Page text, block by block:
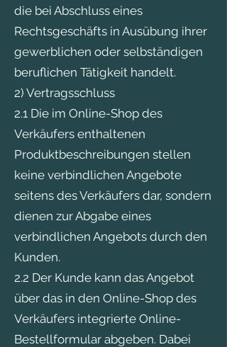
die bei Abschluss eines
Rechtsgeschäfts in Ausübung ihrer
gewerblichen oder selbständigen
beruflichen Tätigkeit handelt.
2) Vertragsschluss
2.1 Die im Online-Shop des
Verkäufers enthaltenen
Produktbeschreibungen stellen
keine verbindlichen Angebote
seitens des Verkäufers dar, sondern
dienen zur Abgabe eines
verbindlichen Angebots durch den
Kunden.
2.2 Der Kunde kann das Angebot
über das in den Online-Shop des
Verkäufers integrierte Online-
Bestellformular abgeben. Dabei